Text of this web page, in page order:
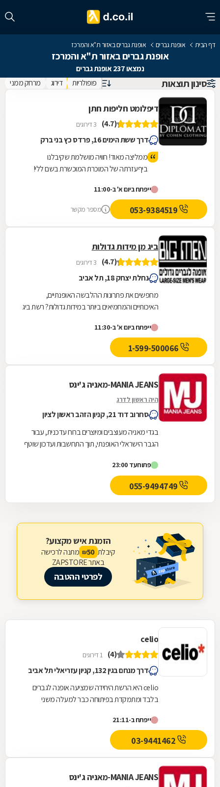
דף הבית אופנת גברים אופנת גברים באזור ת"א והמרכז
אופנת גברים באזור ת"א והמרכז
נמצאו 237 אופנת גברים
סינון תוצאות פופולריות דירוג מרחק ממני
דיפלומט חליפות חתן
(4.7) 3 דירוגים
דרך ששת הימים 16, פרדס כץ בני ברק
ממליצה מאוד! חוויה מושלמת שקיבלנו
ביףעזרתה של המוכרת המוכשרת בשם ללי!
והמקצועיות! מחירים מעולים!
ייפתח ביום א' ב-11:00
מספר מקשר
ביג מן מידות גדולות
(4.7) 3 דירוגים
נחלת יצחק 18, תל אביב
מחפשים את פתרונות ההלבשה האופנתיים,
האיכותיים והמחמיאים ביותר במידות גדולות? רשת ביג
מרשימה,...
ייפתח ביום א' ב-11:30
1-599-500066
MANIA JEANS-מאניה ג'ינס
היה ראשון לדרג
סחרוב דוד 21, קניון הזהב ראשון לציון
בגדי מאניה מעוצבים ומיוצרים ברוח עדכנית, עבור
הגבר הישראלי האופנתי, תוך התחשבות ועדכון שוטף
אותה...
פתוחעד 23:00
הזמנת איש מקצוע?
קיבלת 50
₪ מתנה לרכישה
באתר ZAPSTORE
לפרטי ההטבה
celio
(4) 1 דירוגים
דרך מנחם בגין 132, קניון עזריאלי תל אביב
celio היא הרשת היחידה שמציעה אופנה לגברים
בלבד ומתמקדת בפיתוחה כבר למעלה משני
תרבות הצריכה הגברית,...
ייפתח ב-21:11
MANIA JEANS-מאניה ג'ינס